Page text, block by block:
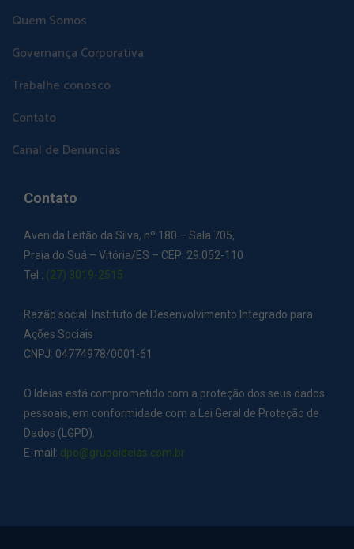
Quem Somos
Governança Corporativa
Trabalhe conosco
Contato
Canal de Denúncias
Contato
Avenida Leitão da Silva, nº 180 – Sala 705,
Praia do Suá – Vitória/ES – CEP: 29.052-110
Tel.: (27) 3019-2515
Razão social: Instituto de Desenvolvimento Integrado para
Ações Sociais
CNPJ: 04774978/0001-61
O Ideias está comprometido com a proteção dos seus dados
pessoais, em conformidade com a Lei Geral de Proteção de
Dados (LGPD).
E-mail: dpo@grupoideias.com.br